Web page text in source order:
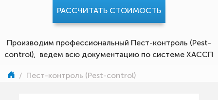
Производим профессиональный Пест-контроль (Pest-
control), ведем всю документацию по системе ХАССП
РАССЧИТАТЬ СТОИМОСТЬ
/ Пест-контроль (Pest-control)